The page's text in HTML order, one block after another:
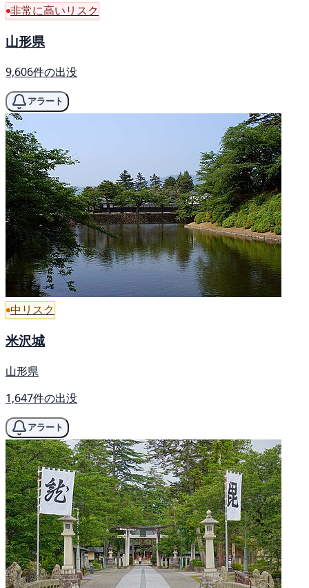
非常に高いリスク
山形県
9,606件の出没
アラート
中リスク
米沢城
山形県
1,647件の出没
アラート